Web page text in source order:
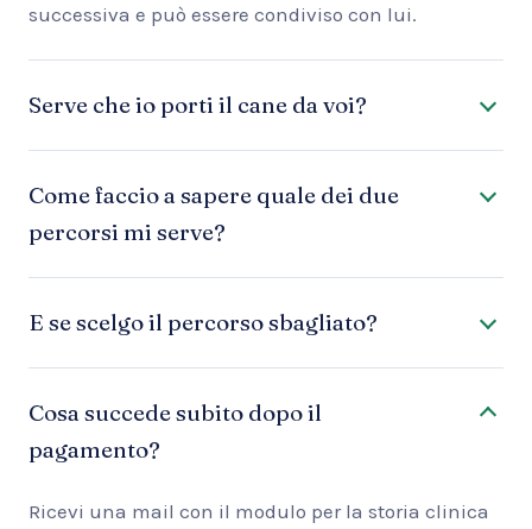
successiva e può essere condiviso con lui.
Serve che io porti il cane da voi?
Come faccio a sapere quale dei due
percorsi mi serve?
E se scelgo il percorso sbagliato?
Cosa succede subito dopo il
pagamento?
Ricevi una mail con il modulo per la storia clinica